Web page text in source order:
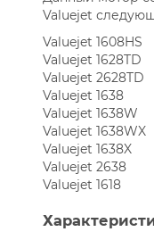
Valuejet
Valuejet 1608HS
Valuejet 1628TD
Valuejet 2628TD
Valuejet 1638
Valuejet 1638W
Valuejet 1638WX
Valuejet 1638X
Valuejet 2638
Valuejet 1618